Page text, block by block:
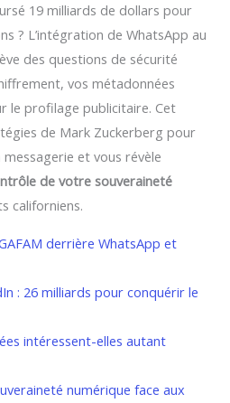
19 milliards de dollars pour
? L’intégration de WhatsApp au
des questions de sécurité
vos métadonnées
le profilage publicitaire. Cet
de Mark Zuckerberg pour
et vous révèle
de votre souveraineté
californiens.
derrière WhatsApp et
: 26 milliards pour conquérir le
intéressent-elles autant
numérique face aux